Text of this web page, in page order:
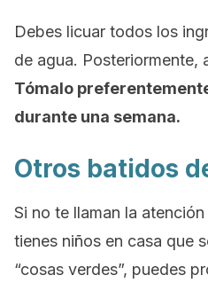
Debes licuar todos los
de agua. Posteriormente,
Tómalo
durante una semana.
Otros batidos
Si no te llaman la
tienes niños en casa que
“cosas verdes”, puedes